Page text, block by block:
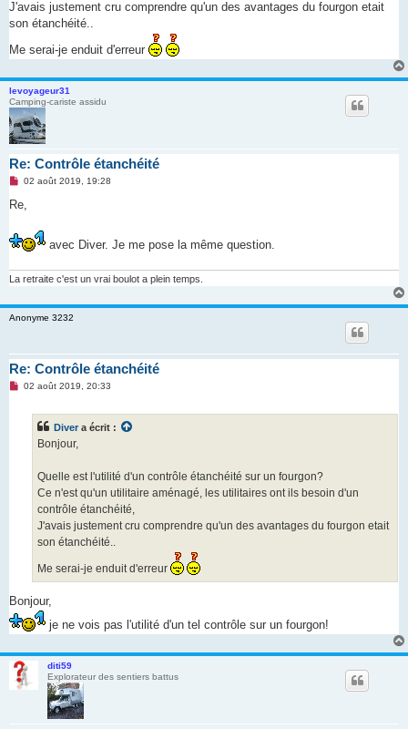
l
u
J'avais justement cru comprendre qu'un des avantages du fourgon etait
son étanchéité..
Me serai-je enduit d'erreur
levoyageur31
Camping-cariste assidu
Re: Contrôle étanchéité
M
s
e
o
n
02 août 2019, 19:28
Re,
avec Diver. Je me pose la même question.
La retraite c'est un vrai boulot a plein temps.
Anonyme 3232
Re: Contrôle étanchéité
M02 août 2019, 20:33
Diver a écrit :
Bonjour,
Quelle est l'utilité d'un contrôle étanchéité sur un fourgon?
Ce n'est qu'un utilitaire aménagé, les utilitaires ont ils besoin d'un
contrôle étanchéité,
J'avais justement cru comprendre qu'un des avantages du fourgon etait
son étanchéité..
Me serai-je enduit d'erreur
Bonjour,
je ne vois pas l'utilité d'un tel contrôle sur un fourgon!
diti59
Explorateur des sentiers battus